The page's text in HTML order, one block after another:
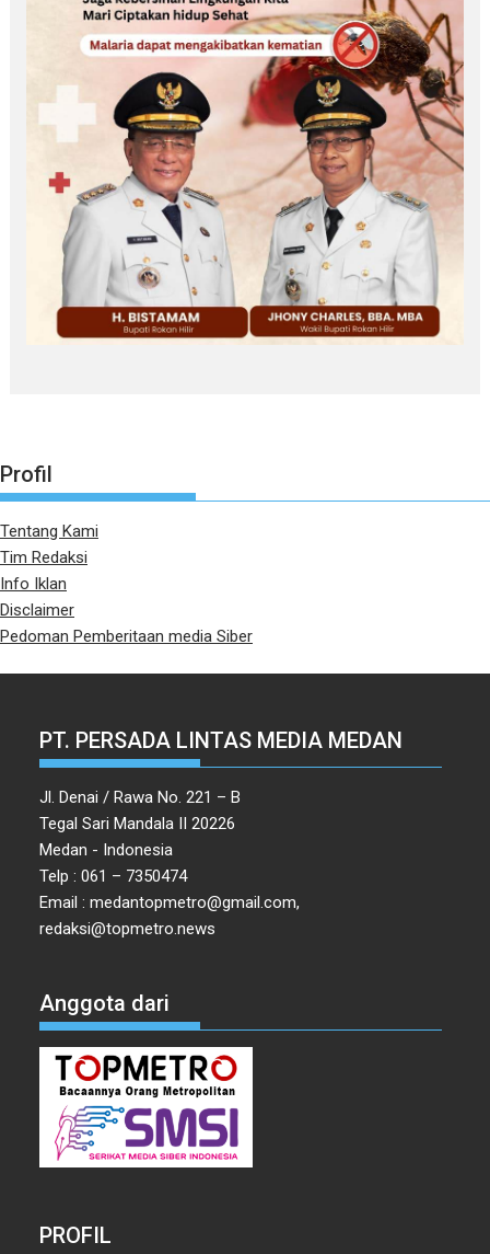
Profil
Tentang Kami
Tim Redaksi
Info Iklan
Disclaimer
Pedoman Pemberitaan media Siber
PT. PERSADA LINTAS MEDIA MEDAN
Jl. Denai / Rawa No. 221 – B
Tegal Sari Mandala II 20226
Medan - Indonesia
Telp : 061 – 7350474
Email : medantopmetro@gmail.com,
redaksi@topmetro.news
Anggota dari
PROFIL